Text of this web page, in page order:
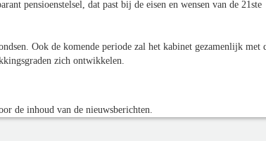
pensioenstelsel, dat past bij de eisen en wensen van de 21ste
Ook de komende periode zal het kabinet gezamenlijk met
zich ontwikkelen.
de inhoud van de nieuwsberichten.